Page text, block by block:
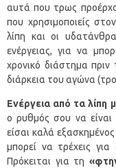
αυτά που τρως
που χρησιμοποιείς
λίπη και οι
ενέργειας, για να
χρονικό διάστημα
διάρκεια του αγώνα
Ενέργεια από τα λίπη
ο ρυθμός σου να
είσαι καλά
μπορεί να τρέχεις
Πρόκειται για τη